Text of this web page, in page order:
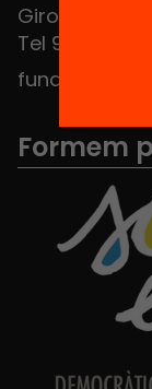
Girona 34,
Tel 934 588
Formem